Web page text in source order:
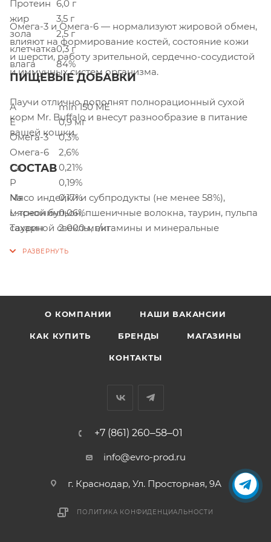
Омега-3 и Омега-6 — нормализуют жировой обмен,
влияют на формирование костей, состояние кожи
и шерсти, работу зрительной, сердечно-сосудистой
и иммунных систем организма.
Паучи отлично дополнят полнорационный сухой
корм Mr. Buffalo и внесут разнообразие в питание
вашей кошки.
СОСТАВ
Мясо индейки и субпродукты (не менее 58%),
мясной бульон, пшеничные волокна, таурин, пульпа
сахарной свеклы, витамины и минеральные
Протеин 6,0 г
жир
3,5 г
зола
2,5 г
клетчатка0,3 г
влага
84%
ПИЩЕВЫЕ ДОБАВКИ
А
min 150 МЕ
Е
0,9 мг
Омега-3
0,3%
Омега-6
2,6%
Ca
0,21%
P
0,19%
Na
0,17%
L-треонин0,06%
Таурин
2 000 мг/кг
О КОМПАНИИ НАШИ ВАКАНСИИ
КАК КУПИТЬ БРЕНДЫ МАГАЗИНЫ
КОНТАКТЫ
+7 (861) 260‒58‒01
info@evro-prod.ru
г. Краснодар, ​Ул. Просторная, 9А
ПОЛИТИКА КОНФИДЕНЦИАЛЬНОСТИ